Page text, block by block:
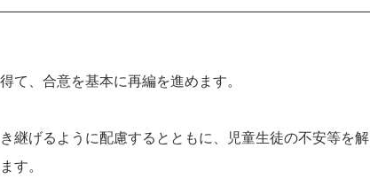
、合意を基本に再編を進めます。
継げるように配慮するとともに、児童生徒の不安等を解
す。